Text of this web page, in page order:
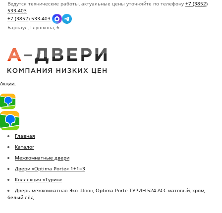
Ведутся технические работы, актуальные цены уточняйте по телефону +7 (3852)
533-403
+7 (3852) 533-403
Барнаул, Глушкова, 6
Акции
Главная
Каталог
Межкомнатные двери
Двери «Optima Porte» 1+1=3
Коллекция «Турин»
Дверь межкомнатная Эко Шпон, Optima Porte ТУРИН 524 АСС матовый, хром,
белый лёд